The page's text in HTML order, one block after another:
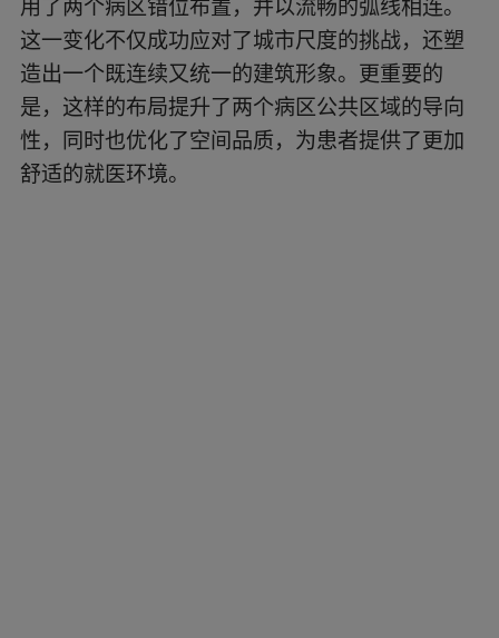
用了两个病区错位布置，并以流畅的弧线相连。
这一变化不仅成功应对了城市尺度的挑战，还塑
造出一个既连续又统一的建筑形象。更重要的
是，这样的布局提升了两个病区公共区域的导向
性，同时也优化了空间品质，为患者提供了更加
舒适的就医环境。